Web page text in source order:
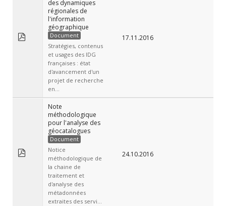
des dynamiques
régionales de
l'information
géographique
Document
Stratégies, contenus
et usages des IDG
françaises : état
d'avancement d'un
projet de recherche
en...
17.11.2016
Note
méthodologique
pour l'analyse des
géocatalogues
Document
Notice
méthodologique de
la chaine de
traitement et
d'analyse des
métadonnées
extraites des servi...
24.10.2016